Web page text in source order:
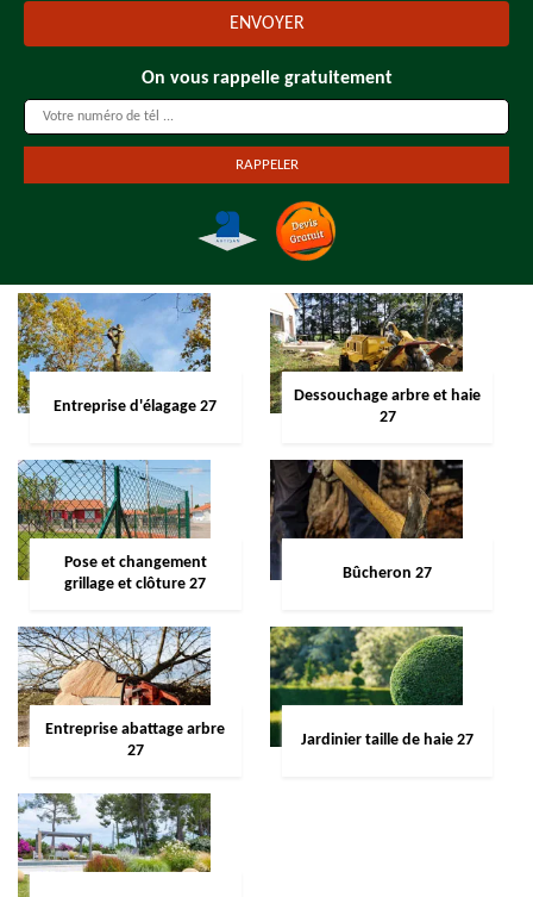
On vous rappelle gratuitement
Entreprise d'élagage 27
Dessouchage arbre et haie
27
Pose et changement
grillage et clôture 27
Bûcheron 27
Entreprise abattage arbre
27
Jardinier taille de haie 27